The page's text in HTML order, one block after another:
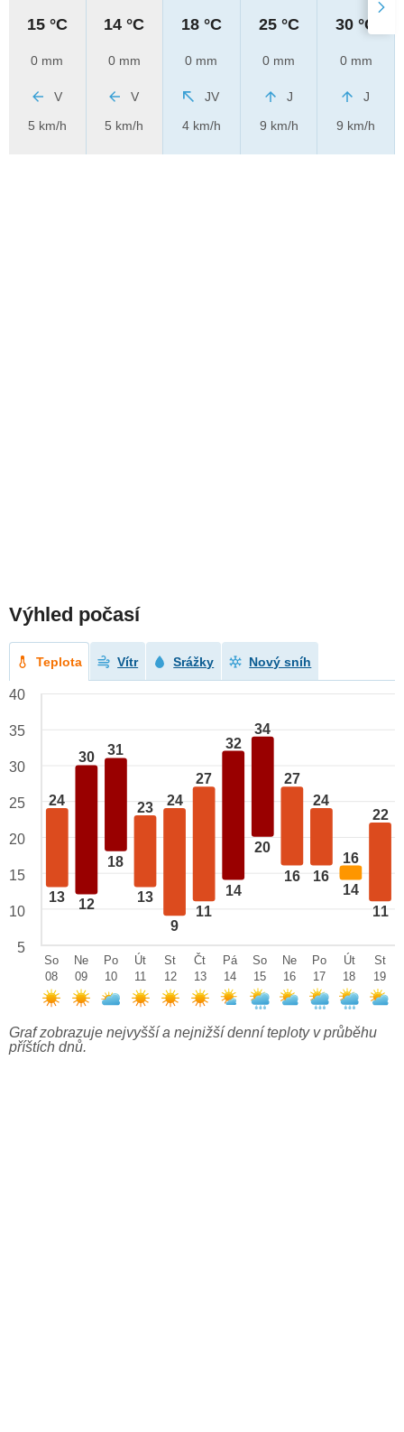
15 °C
0 mm
V
5 km/h
14 °C
0 mm
V
5 km/h
18 °C
0 mm
JV
4 km/h
25 °C
0 mm
J
9 km/h
30 °C
0 mm
J
9 km/h
Výhled počasí
Teplota Vítr Srážky Nový sníh
24
13
30
12
31
18
23
13
24
9
27
11
32
14
34
20
27
16
24
16
16
14
22
11
40
35
30
25
20
15
10
5
So
08
Ne
09
Po
10
Út
11
St
12
Čt
13
Pá
14
So
15
Ne
16
Po
17
Út
18
St
19
Graf zobrazuje nejvyšší a nejnižší denní teploty v průběhu
příštích dnů.